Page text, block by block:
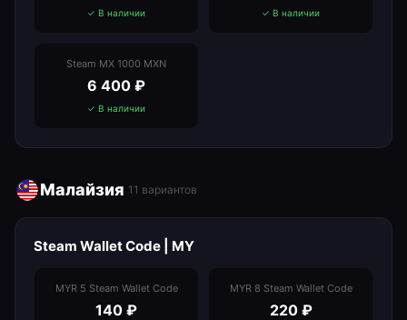
✓ В наличии ✓ В наличии
Steam MX 1000 MXN
6 400 ₽
✓ В наличии
Малайзия 11 вариантов
Steam Wallet Code | MY
MYR 5 Steam Wallet Code
140 ₽
MYR 8 Steam Wallet Code
220₽